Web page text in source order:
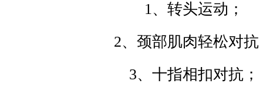
1、转头运动；
2、颈部肌肉轻松对抗
3、十指相扣对抗；